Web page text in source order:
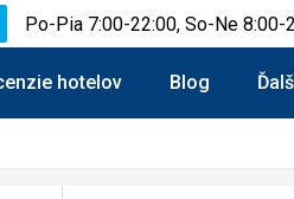
Po-Pia 7:00-22:00, So-Ne 8:00-
hotelov Blog